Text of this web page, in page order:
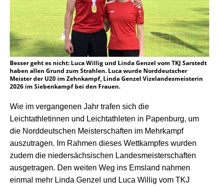
Besser geht es nicht: Luca Willig und Linda Genzel vom TKJ Sarstedt
haben allen Grund zum Strahlen. Luca wurde Norddeutscher
Meister der U20 im Zehnkampf, Linda Genzel Vizelandesmeisterin
2026 im Siebenkampf bei den Frauen.
Wie im vergangenen Jahr trafen sich die
Leichtathletinnen und Leichtathleten in Papenburg, um
die Norddeutschen Meisterschaften im Mehrkampf
auszutragen. Im Rahmen dieses Wettkampfes wurden
zudem die niedersächsischen Landesmeisterschaften
ausgetragen. Den weiten Weg ins Emsland nahmen
einmal mehr Linda Genzel und Luca Willig vom TKJ